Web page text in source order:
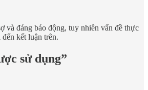
và đáng báo động, tuy nhiên vấn đề thực
kết luận trên.
sử dụng”